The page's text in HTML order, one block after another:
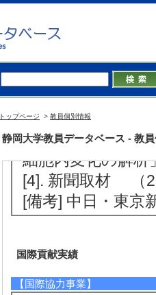
トップページ > 教員個別情報
静岡大学教員データベース - 教
[2]. スウィースト
立。2025年10月
[3]. 静岡県先進的
会 発表 （2021
[備考] 研究成果発
細胞内変化の解析
[4]. 新聞取材 （
[備考] 中日・東
国際貢献実績
【国際協力事業】